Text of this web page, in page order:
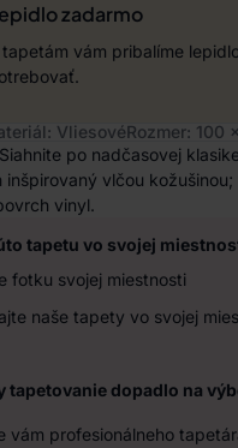
zadarmo
tapetám vám pribalíme
VliesovéRozmer: 100
po nadčasovej
inšpirovaný vlčou
vinyl.
tapetu vo svojej
fotku svojej miestnosti
naše tapety vo svojej
tapetovanie dopadlo na
vám profesionálneho